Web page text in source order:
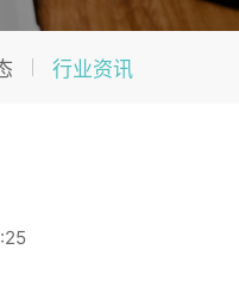
行业资讯